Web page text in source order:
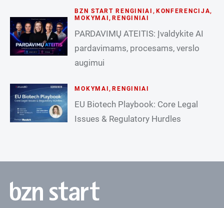
BZN START RENGINIAI , KONFERENCIJA,
MOKYMAI ,RENGINIAI
PARDAVIMŲ ATEITIS: Įvaldykite AI
pardavimams, procesams, verslo
augimui
MOKYMAI ,RENGINIAI
EU Biotech Playbook: Core Legal
Issues & Regulatory Hurdles